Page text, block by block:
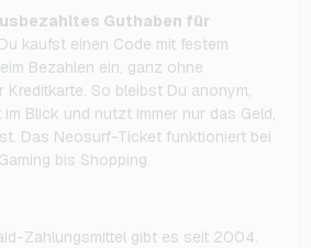
Guthaben für
kaufst einen Code mit festem
Bezahlen ein, ganz ohne
Kreditkarte. So bleibst Du anonym,
Blick und nutzt immer nur das Geld,
Das Neosurf-Ticket funktioniert bei
bis Shopping.
Zahlungsmittel gibt es seit 2004.